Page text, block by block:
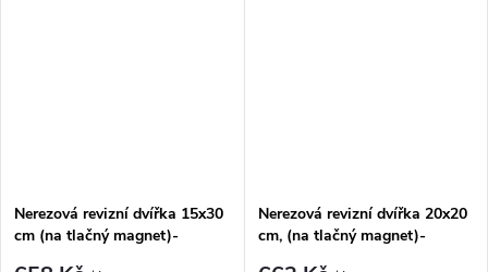
Nerezová revizní dvířka 15x30
cm (na tlačný magnet)-
Nerezová revizní dvířka 20x20
cm, (na tlačný magnet)-